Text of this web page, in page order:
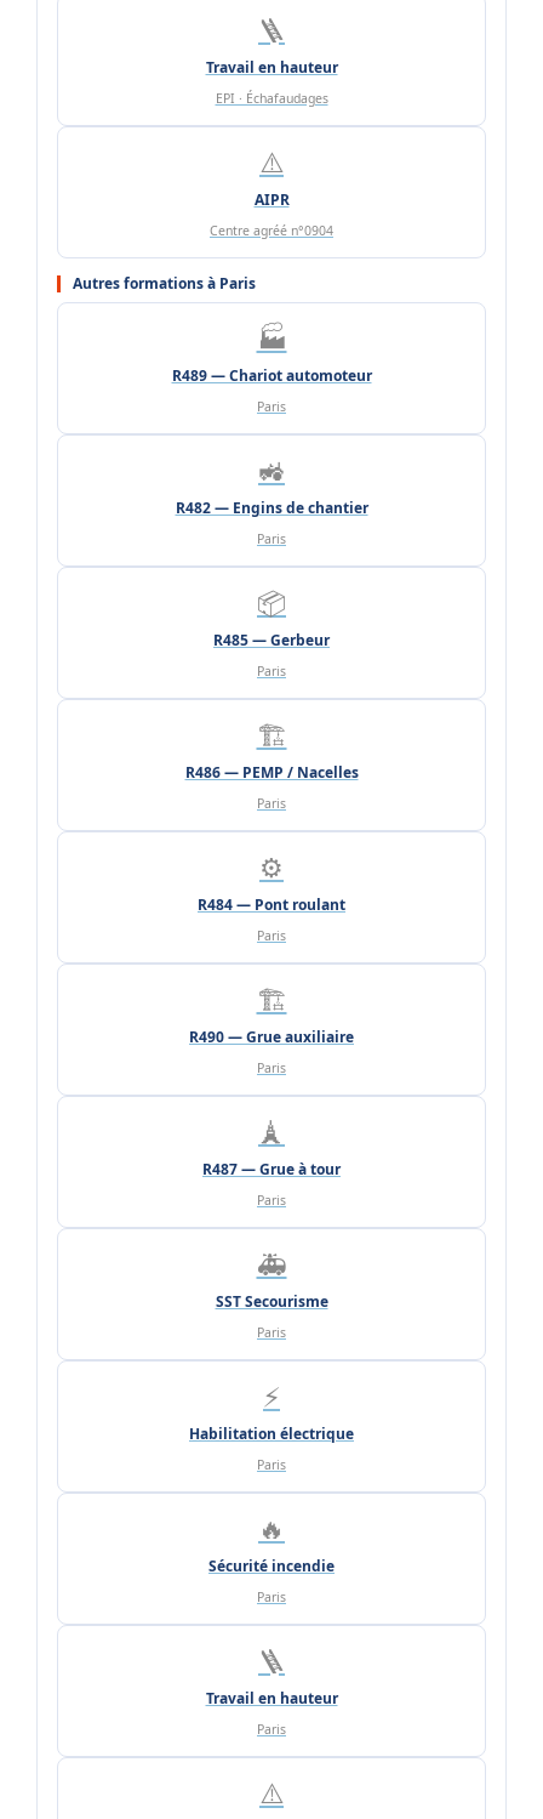
🪜
Travail en hauteur
EPI · Échafaudages
⚠️
AIPR
Centre agréé n°0904
Autres formations à Paris
🏭
R489 — Chariot automoteur
Paris
🚜
R482 — Engins de chantier
Paris
📦
R485 — Gerbeur
Paris
🏗️
R486 — PEMP / Nacelles
Paris
⚙️
R484 — Pont roulant
Paris
🏗️
R490 — Grue auxiliaire
Paris
🗼
R487 — Grue à tour
Paris
🚑
SST Secourisme
Paris
⚡
Habilitation électrique
Paris
🔥
Sécurité incendie
Paris
🪜
Travail en hauteur
Paris
⚠️